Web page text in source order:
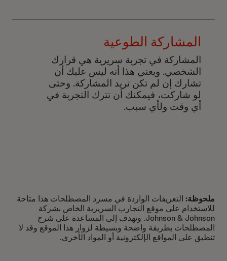
المشاركة الطوعية
المشاركة في تجربة سريرية هي قرارك
الشخصي. ويعني هذا أنه ليس عليك أن
تشارك إن لم تكن تريد المشاركة. وحتى
لو شاركت، فيمكنك أن تترك التجربة في
أي وقت ولأي سبب.
ملحوظة: التعريفات الواردة في مسرد المصطلحات هذا متاحة
للاستخدام على موقع التجارب السريرية الخاص بشركة
Johnson & Johnson. وتهدف إلى المساعدة على شرح
المصطلحات بطريقة واضحة وبسيطة لزوار هذا الموقع وقد لا
تنطبق على المواقع الإلكترونية أو المواد الأخرى.